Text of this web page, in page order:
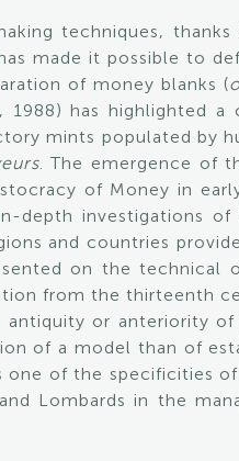
techniques,
made it possible to
of money blanks (
1988) has highlighted
mints populated by
. The emergence of
of Money in
depth investigations
and countries
on the technical
from the thirteenth
or anteriority
of a model than of
one of the specificities
Lombards in the